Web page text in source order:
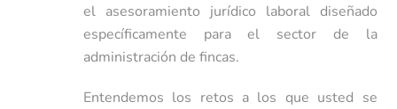
el asesoramiento jurídico laboral diseñado
específicamente para el sector de la
administración de fincas.
Entendemos los retos a los que usted se